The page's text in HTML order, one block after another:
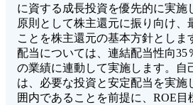
に資する成⻑投資を優先的に実施
原則として株主還元に振り向け、
ことを株主還元の基本⽅針としま
配当については、連結配当性向35
の業績に連動して実施します。⾃
は、必要な投資と安定配当を実施
囲内であることを前提に、ROE⽬